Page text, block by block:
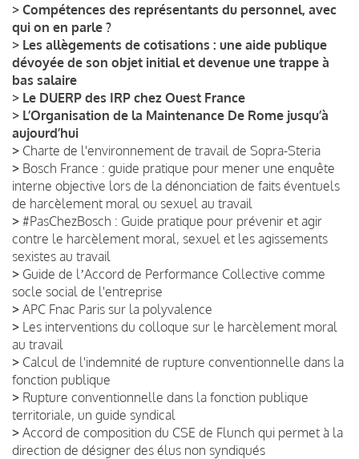
> Compétences des représentants du personnel, avec
qui on en parle ?
> Les allègements de cotisations : une aide publique
dévoyée de son objet initial et devenue une trappe à
bas salaire
> Le DUERP des IRP chez Ouest France
> L’Organisation de la Maintenance De Rome jusqu’à
aujourd’hui
> Charte de l'environnement de travail de Sopra-Steria
> Bosch France : guide pratique pour mener une enquête
interne objective lors de la dénonciation de faits éventuels
de harcèlement moral ou sexuel au travail
> #PasChezBosch : Guide pratique pour prévenir et agir
contre le harcèlement moral, sexuel et les agissements
sexistes au travail
> Guide de lʼAccord de Performance Collective comme
socle social de l'entreprise
> APC Fnac Paris sur la polyvalence
> Les interventions du colloque sur le harcèlement moral
au travail
> Calcul de l'indemnité de rupture conventionnelle dans la
fonction publique
> Rupture conventionnelle dans la fonction publique
territoriale, un guide syndical
> Accord de composition du CSE de Flunch qui permet à la
direction de désigner des élus non syndiqués